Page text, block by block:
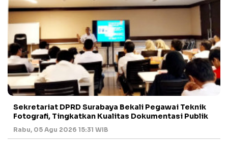
Sekretariat DPRD Surabaya Bekali Pegawai Teknik
Fotografi, Tingkatkan Kualitas Dokumentasi Publik
Rabu, 05 Agu 2026 15:31 WIB